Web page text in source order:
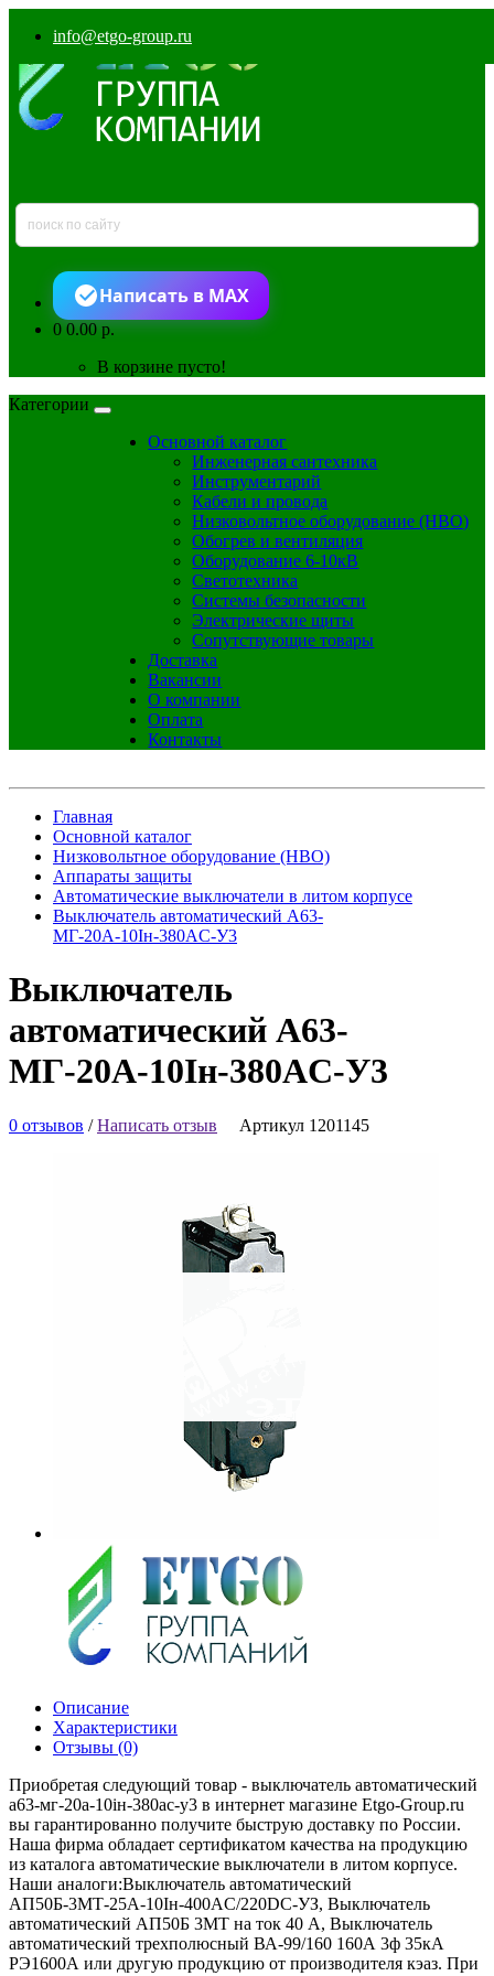
info@etgo-group.ru
Написать в MAX
00.00 р.
В корзине пусто!
Категории
Основной каталог
Инженерная сантехника
Инструментарий
Кабели и провода
Низковольтное оборудование (НВО)
Обогрев и вентиляция
Оборудование 6-10кВ
Светотехника
Системы безопасности
Электрические щиты
Сопутствующие товары
Доставка
Вакансии
О компании
Оплата
Контакты
Главная
Основной каталог
Низковольтное оборудование (НВО)
Аппараты защиты
Автоматические выключатели в литом корпусе
Выключатель автоматический А63-
МГ-20А-10Iн-380AC-У3
Выключатель
автоматический А63-
МГ-20А-10Iн-380AC-У3
0 отзывов /Написать отзыв Артикул 1201145
Описание
Характеристики
Отзывы (0)
Приобретая следующий товар - выключатель автоматический
а63-мг-20а-10iн-380ac-у3 в интернет магазине Etgo-Group.ru
вы гарантированно получите быструю доставку по России.
Наша фирма обладает сертификатом качества на продукцию
из каталога автоматические выключатели в литом корпусе.
Наши аналоги:Выключатель автоматический
АП50Б-3МТ-25А-10Iн-400AС/220DC-УЗ, Выключатель
автоматический АП50Б 3МТ на ток 40 A, Выключатель
автоматический трехполюсный ВА-99/160 160А 3ф 35кА
РЭ1600А или другую продукцию от производителя кэаз. При